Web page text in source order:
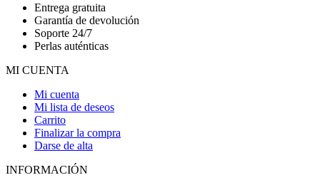
Entrega gratuita
Garantía de devolución
Soporte 24/7
Perlas auténticas
MI CUENTA
Mi cuenta
Mi lista de deseos
Carrito
Finalizar la compra
Darse de alta
INFORMACIÓN